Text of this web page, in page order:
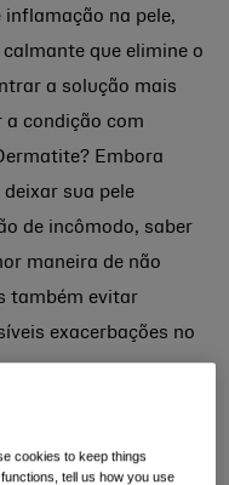
inflamação na pele,
que elimine o
a solução mais
a condição com
Embora
sua pele
de incômodo, saber
maneira de não
também evitar
exacerbações no
condição e
para ajudar você a
cookies to keep things
tell us how you use